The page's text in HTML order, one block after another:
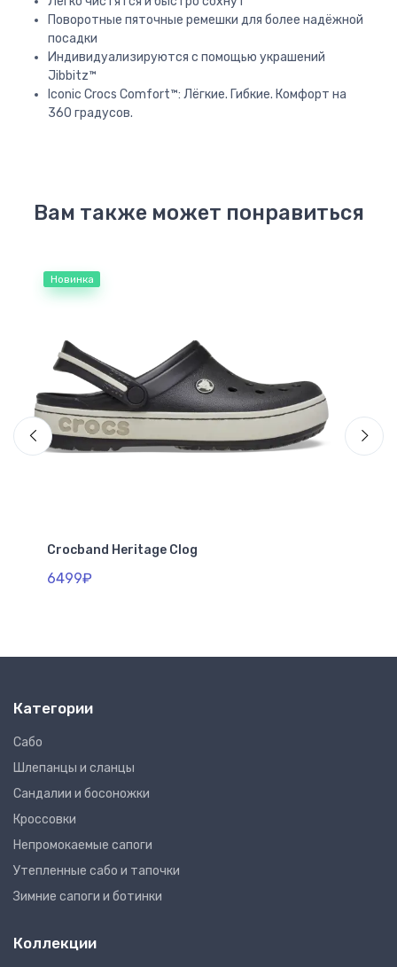
Поворотные пяточные ремешки для более надёжной
посадки
Индивидуализируются с помощью украшений
Jibbitz™
Iconic Crocs Comfort™: Лёгкие. Гибкие. Комфорт на
360 градусов.
Вам также может понравиться
Новинка
Crocband Heritage Clog
6499₽
Категории
Сабо
Шлепанцы и сланцы
Сандалии и босоножки
Кроссовки
Непромокаемые сапоги
Утепленные сабо и тапочки
Зимние сапоги и ботинки
Коллекции